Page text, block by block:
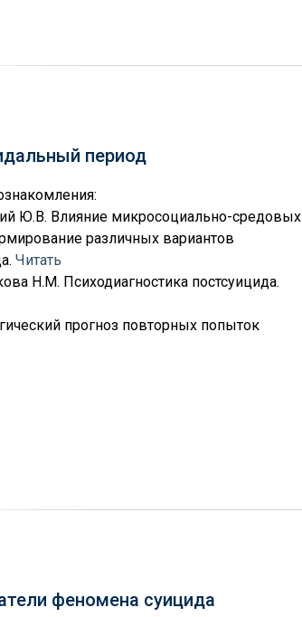
период
Ю.В. Влияние микросоциально-средовых
различных вариантов
Читать
Н.М. Психодиагностика постсуицида.
прогноз повторных попыток
феномена суицида